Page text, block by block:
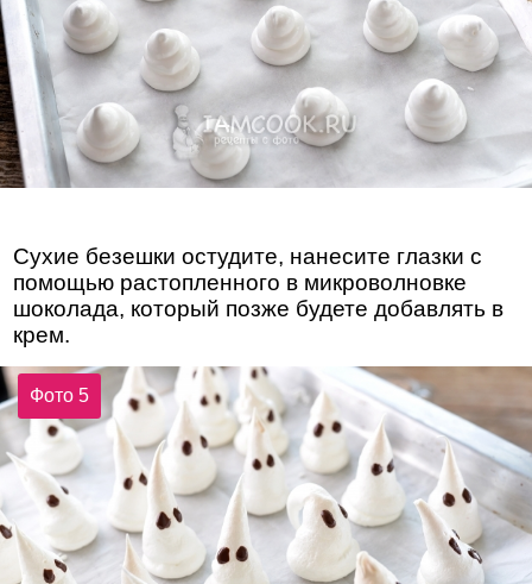
Сухие безешки остудите, нанесите глазки с
помощью растопленного в микроволновке
шоколада, который позже будете добавлять в
крем.
Фото 5